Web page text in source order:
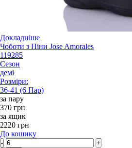
Докладніше
Чоботи з Піни Jose Amorales
119285
Сезон
демі
Розміри:
36-41 (6 Пар)
за пару
370 грн
за ящик
2220 грн
До кошику
-
+